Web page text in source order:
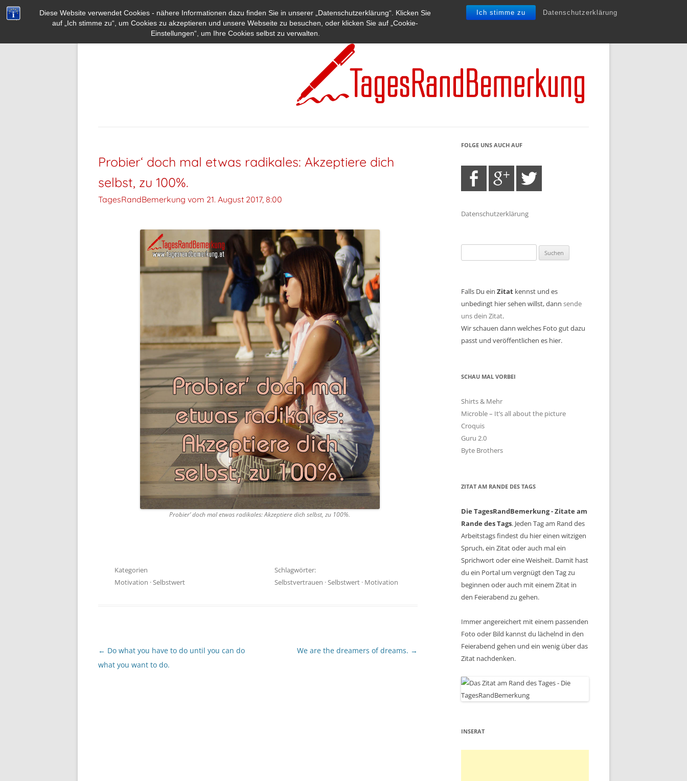
Diese Website verwendet Cookies - nähere Informationen dazu finden Sie in unserer „Datenschutzerklärung“. Klicken Sie
auf „Ich stimme zu“, um Cookies zu akzeptieren und unsere Webseite zu besuchen, oder klicken Sie auf „Cookie-
Einstellungen“, um Ihre Cookies selbst zu verwalten.
Ich stimme zu Datenschutzerklärung
Probier‘ doch mal etwas radikales: Akzeptiere dich
selbst, zu 100%.
TagesRandBemerkung vom 21. August 2017, 8:00
Probier‘ doch mal etwas radikales: Akzeptiere dich selbst, zu 100%.
Kategorien
Motivation ·Selbstwert
Schlagwörter:
Selbstvertrauen ·Selbstwert· Motivation
Beitragsnavigation
← Do what you have to do until you can do
what you want to do.
We are the dreamers of dreams. →
FOLGE UNS AUCH AUF
Datenschutzerklärung
nach:
Falls Du ein Zitat kennst und es
unbedingt hier sehen willst, dann sende
uns dein Zitat.
Wir schauen dann welches Foto gut dazu
passt und veröffentlichen es hier.
SCHAU MAL VORBEI
Shirts & Mehr
Microble – It’s all about the picture
Croquis
Guru 2.0
Byte Brothers
ZITAT AM RANDE DES TAGS
Die TagesRandBemerkung - Zitate am
Rande des Tags. Jeden Tag am Rand des
Arbeitstags findest du hier einen witzigen
Spruch, ein Zitat oder auch mal ein
Sprichwort oder eine Weisheit. Damit hast
du ein Portal um vergnügt den Tag zu
beginnen oder auch mit einem Zitat in
den Feierabend zu gehen.
Immer angereichert mit einem passenden
Foto oder Bild kannst du lächelnd in den
Feierabend gehen und ein wenig über das
Zitat nachdenken.
INSERAT